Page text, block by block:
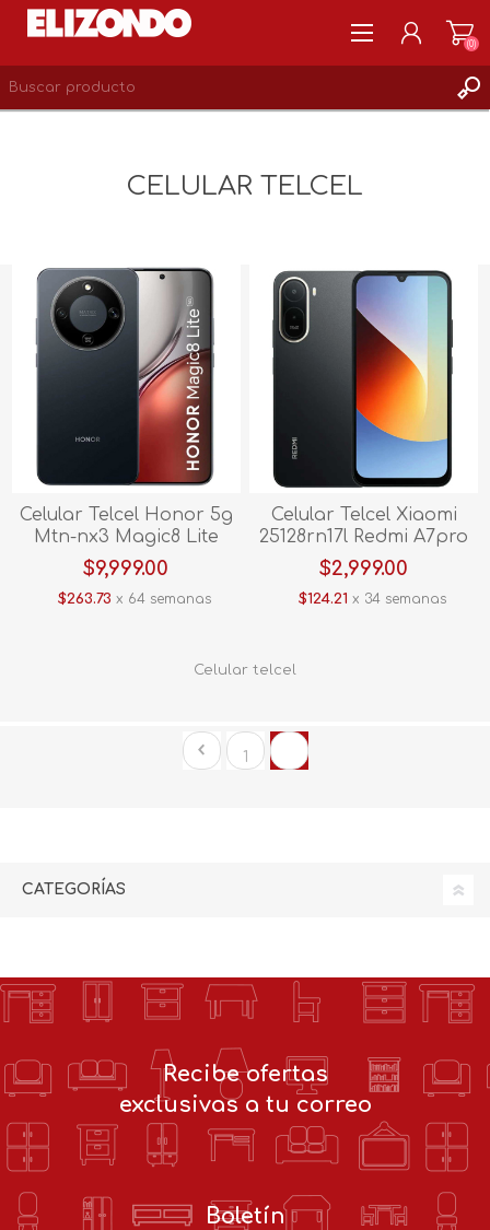
(0)
CELULAR TELCEL
Celular Telcel Honor 5g
Mtn-nx3 Magic8 Lite
512gb Negro
$9,999.00
$263.73 x 64 semanas
Celular Telcel Xiaomi
25128rn17l Redmi A7pro
128gb Negro
$2,999.00
$124.21 x 34 semanas
Celular telcel
1
CATEGORÍAS
Recibe ofertas
exclusivas a tu correo
Boletín